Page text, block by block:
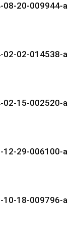
08-20-009944-a
02-02-014538-a
02-15-002520-a
12-29-006100-a
10-18-009796-a